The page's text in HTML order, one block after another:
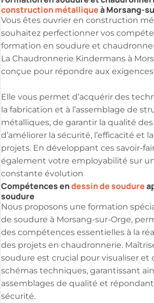
construction métalliqueà Morsang-
Vous êtes ouvrier en construction
souhaitez perfectionner vos
formation en soudure et
La Chaudronnerie Kindermans à
conçue pour répondre aux
Elle vous permet d’acquérir des
la fabrication et à l’assemblage de
métalliques, de garantir la qualité
d’améliorer la sécurité, l’efficacité et
projets. En développant ces savoir-
également votre employabilité sur
constante évolution
Compétences endessin de soudure
soudure
Nous proposons une formation
de soudure à Morsang-sur-Orge,
des compétences essentielles à la
des projets en chaudronnerie.
soudure est crucial pour visualiser et
schémas techniques, garantissant
assemblages de qualité et
sécurité.